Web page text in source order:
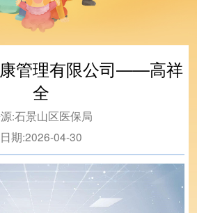
管理有限公司——高祥
全
:石景山区医保局
日期:2026-04-30